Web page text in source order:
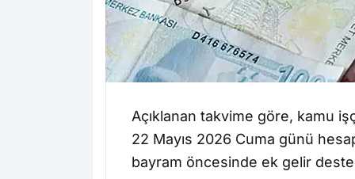
Açıklanan takvime göre, kamu
22 Mayıs 2026 Cuma günü
bayram öncesinde ek gelir